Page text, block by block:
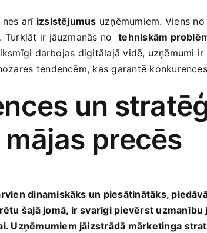
arī izsistējumus uzņēmumiem.‍ Viens
Turklāt ir jāuzmanās no tehniskām
darbojas digitālajā vidē,
tendencēm, kas garantē
un
precēs
dinamiskāks un piesātinātāks,
šajā jomā, ir svarīgi pievērst
Uzņēmumiem jāizstrādā mārketinga⁤